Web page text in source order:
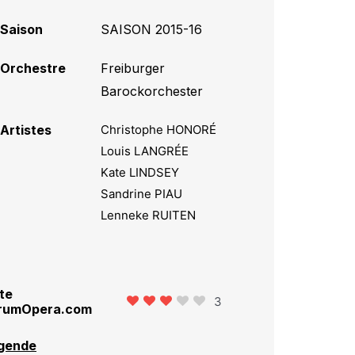
Saison SAISON 2015-16
Orchestre
Freiburger
Barockorchester
Artistes
Christophe HONORÉ
Louis LANGRÉE
Kate LINDSEY
Sandrine PIAU
Lenneke RUITEN
3